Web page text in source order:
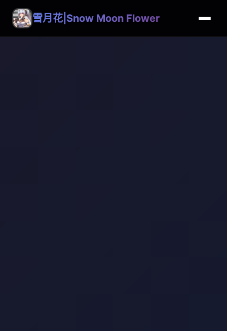
雪月花|Snow Moon Flower